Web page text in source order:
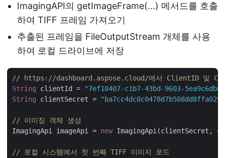
ImagingAPI의 getImageFrame(…) 메서드를 호출
하여 TIFF 프레임 가져오기
추출된 프레임을 FileOutputStream 개체를 사용
하여 로컬 드라이브에 저장
// https://dashboard.aspose.cloud/에서 ClientID 및
String clientId =
"7ef10407-c1b7-43bd-9603-
String clientSecret =
// 이미징 객체 생성
ImagingApi imageApi = new ImagingApi(clientSecret,
// 로컬 시스템에서 첫 번째 TIFF 이미지 로드